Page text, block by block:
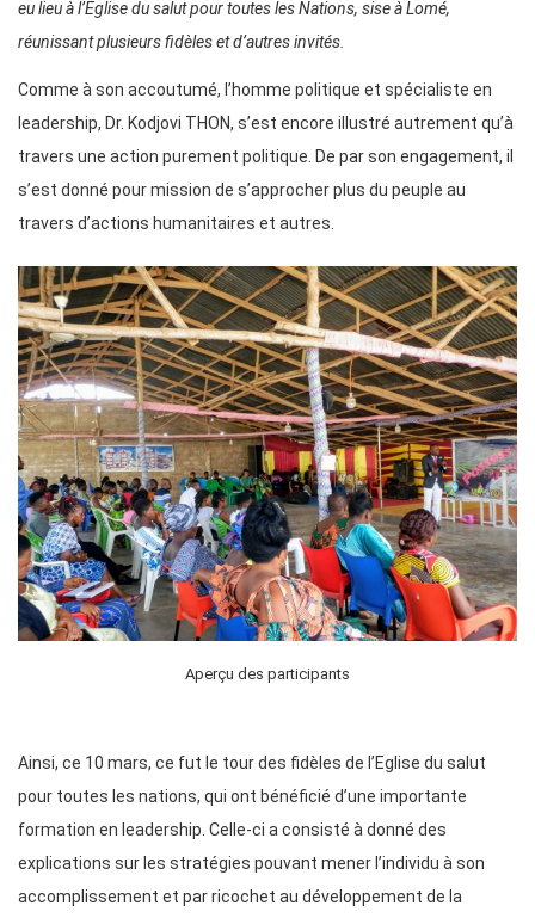
eu lieu à l’Eglise du salut pour toutes les Nations, sise à Lomé,
réunissant plusieurs fidèles et d’autres invités.
Comme à son accoutumé, l’homme politique et spécialiste en
leadership, Dr. Kodjovi THON, s’est encore illustré autrement qu’à
travers une action purement politique. De par son engagement, il
s’est donné pour mission de s’approcher plus du peuple au
travers d’actions humanitaires et autres.
Aperçu des participants
Ainsi, ce 10 mars, ce fut le tour des fidèles de l’Eglise du salut
pour toutes les nations, qui ont bénéficié d’une importante
formation en leadership. Celle-ci a consisté à donné des
explications sur les stratégies pouvant mener l’individu à son
accomplissement et par ricochet au développement de la